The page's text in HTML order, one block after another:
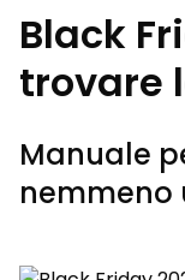
Black
trovare
Manuale
nemmeno